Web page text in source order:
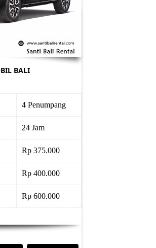
BALI
4 Penumpang
24 Jam
Rp 375.000
Rp 400.000
Rp 600.000